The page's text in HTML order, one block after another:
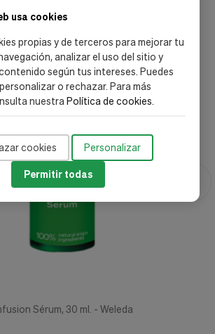
usa cookies
propias y de terceros para mejorar tu
analizar el uso del sitio y
según tus intereses. Puedes
o rechazar. Para más
nuestraPolítica de cookies.
cookies Personalizar
Permitir todas
Sérum, 30 ml. - Weleda